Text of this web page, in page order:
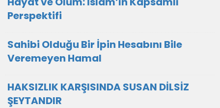
Perspektifi
Sahibi Olduğu Bir İpin Hesabını Bile
Veremeyen Hamal
HAKSIZLIK KARŞISINDA SUSAN DİLSİZ
ŞEYTANDIR